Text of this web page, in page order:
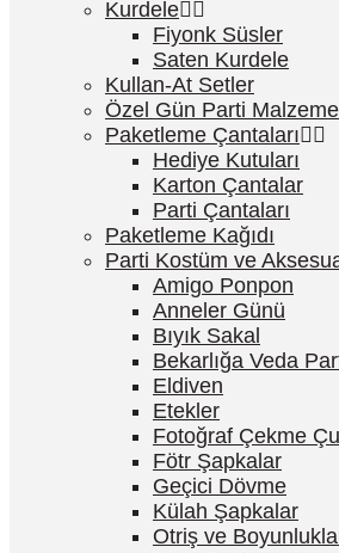
Kurdele
Fiyonk Süsler
Saten Kurdele
Kullan-At Setler
Özel Gün Parti
Paketleme Çantaları
Hediye Kutuları
Karton Çantalar
Parti Çantaları
Paketleme Kağıdı
Parti Kostüm ve
Amigo Ponpon
Anneler Günü
Bıyık Sakal
Bekarlığa Veda
Eldiven
Etekler
Fotoğraf Çekme
Fötr Şapkalar
Geçici Dövme
Külah Şapkalar
Otriş ve